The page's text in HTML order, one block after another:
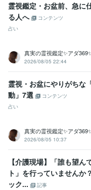
霊視鑑定・お盆前、急に
る人へ
コンテンツ
占い
真実の霊視鑑定✨アダ
2026/08/05 22:44
霊視・お盆にやりがちな
動」7選
コンテンツ
占い
真実の霊視鑑定✨アダ
2026/08/05 10:37
【介護現場】「誰も望
ト」を行っていませんか
ック...
記事